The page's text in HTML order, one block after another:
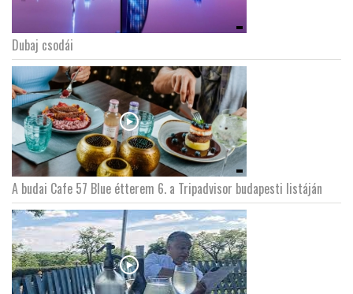
Dubaj csodái
A budai Cafe 57 Blue étterem 6. a Tripadvisor budapesti listáján